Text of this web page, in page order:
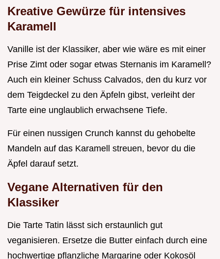
Kreative Gewürze für intensives
Karamell
Vanille ist der Klassiker, aber wie wäre es mit einer
Prise Zimt oder sogar etwas Sternanis im Karamell?
Auch ein kleiner Schuss Calvados, den du kurz vor
dem Teigdeckel zu den Äpfeln gibst, verleiht der
Tarte eine unglaublich erwachsene Tiefe.
Für einen nussigen Crunch kannst du gehobelte
Mandeln auf das Karamell streuen, bevor du die
Äpfel darauf setzt.
Vegane Alternativen für den
Klassiker
Die Tarte Tatin lässt sich erstaunlich gut
veganisieren. Ersetze die Butter einfach durch eine
hochwertige pflanzliche Margarine oder Kokosöl